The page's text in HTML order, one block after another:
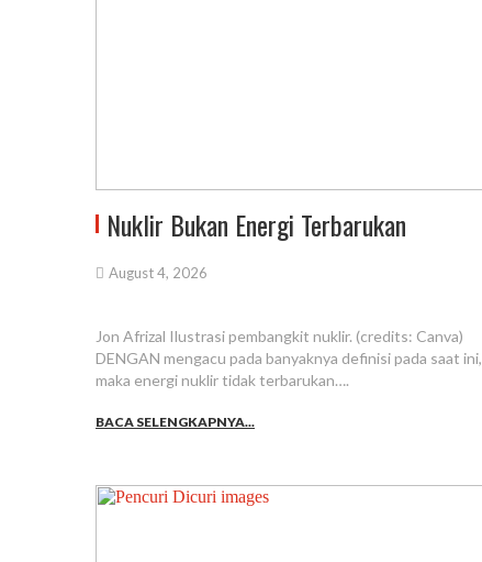
Nuklir Bukan Energi Terbarukan
August 4, 2026
Jon Afrizal Ilustrasi pembangkit nuklir. (credits: Canva)
DENGAN mengacu pada banyaknya definisi pada saat ini,
maka energi nuklir tidak terbarukan….
BACA SELENGKAPNYA...